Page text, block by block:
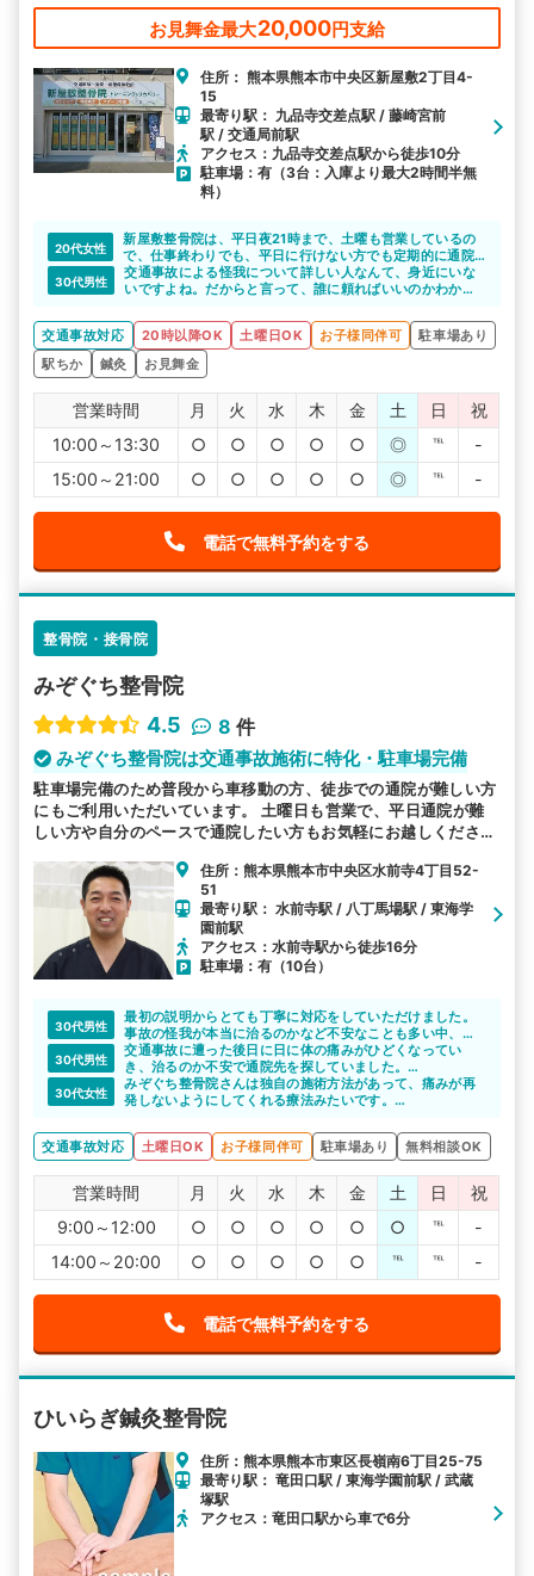
お見舞金最大20,000円支給
住所： 熊本県熊本市中央区新屋敷2丁目4-
15
最寄り駅： 九品寺交差点駅 / 藤崎宮前
駅 / 交通局前駅
アクセス：九品寺交差点駅から徒歩10分
駐車場：有（3台：入庫より最大2時間半無
料）
20代女性
新屋敷整骨院は、平日夜21時まで、土曜も営業しているの
で、仕事終わりでも、平日に行けない方でも定期的に通院
できると思います。場所も熊本市の中心部にある、映画館
も入った施設内の整骨院なので、女性の方も通いやすいで
30代男性
交通事故による怪我について詳しい人なんて、身近にいな
いですよね。だからと言って、誰に頼ればいいのかわから
新屋敷整骨院は、交通事故による怪我について詳しい整骨
院です。不安や悩みなどあれば、親身になって相談に乗っ
てくれますよ。不安や悩みが少なくなれば、施術にも専念
できてよいと思います。
交通事故対応 20時以降OK 土曜日OK お子様同伴可
駐車場あり
駅ちか
鍼灸 お見舞金
営業時間 月 火 水 木 金 土 日
祝
10:00～13:30
○ ○ ○ ○ ○ ◎ ℡
-
15:00～21:00
○ ○ ○ ○ ○ ◎ ℡ -
電話で無料予約をする
整骨院・接骨院
みぞぐち整骨院
4.5
8 件
みぞぐち整骨院は交通事故施術に特化・駐車場完備
駐車場完備のため普段から車移動の方、徒歩での通院が難しい方
にもご利用いただいています。 土曜日も営業で、平日通院が難
しい方や自分のペースで通院したい方もお気軽にお越しくださ
交通事故後の各症状を得意としています。住所：熊本県熊本市中央区水前寺4丁目52-
51
最寄り駅： 水前寺駅 / 八丁馬場駅 / 東海学
園前駅
アクセス：水前寺駅から徒歩16分
駐車場：有（10台）
30代男性
最初の説明からとても丁寧に対応をしていただけました。
事故の怪我が本当に治るのかなど不安なことも多い中、
色々と相談できたのでこちらにお世話になり良かったと思
いました。
30代男性
交通事故に遭った後日に日に体の痛みがひどくなってい
き、治るのか不安で通院先を探していました。
紹介してもらった整骨院で、しっかり治療を受けることが
できて回復できたのでよかったです。
30代女性
みぞぐち整骨院さんは独自の施術方法があって、痛みが再
発しないようにしてくれる療法みたいです。
今後が楽しみです。
交通事故対応 土曜日OK お子様同伴可 駐車場あり 無料相談OK
営業時間 月 火 水 木 金 土 日
祝
9:00～12:00
○ ○ ○ ○ ○ ○ ℡
-
14:00～20:00
○ ○ ○ ○ ○ ℡ ℡ -
電話で無料予約をする
ひいらぎ鍼灸整骨院
住所：熊本県熊本市東区長嶺南6丁目25-75
最寄り駅： 竜田口駅 / 東海学園前駅 / 武蔵
塚駅
アクセス：竜田口駅から車で6分